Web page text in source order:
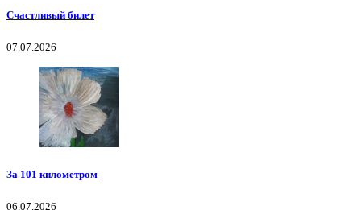
Счастливый билет
07.07.2026
За 101 километром
06.07.2026